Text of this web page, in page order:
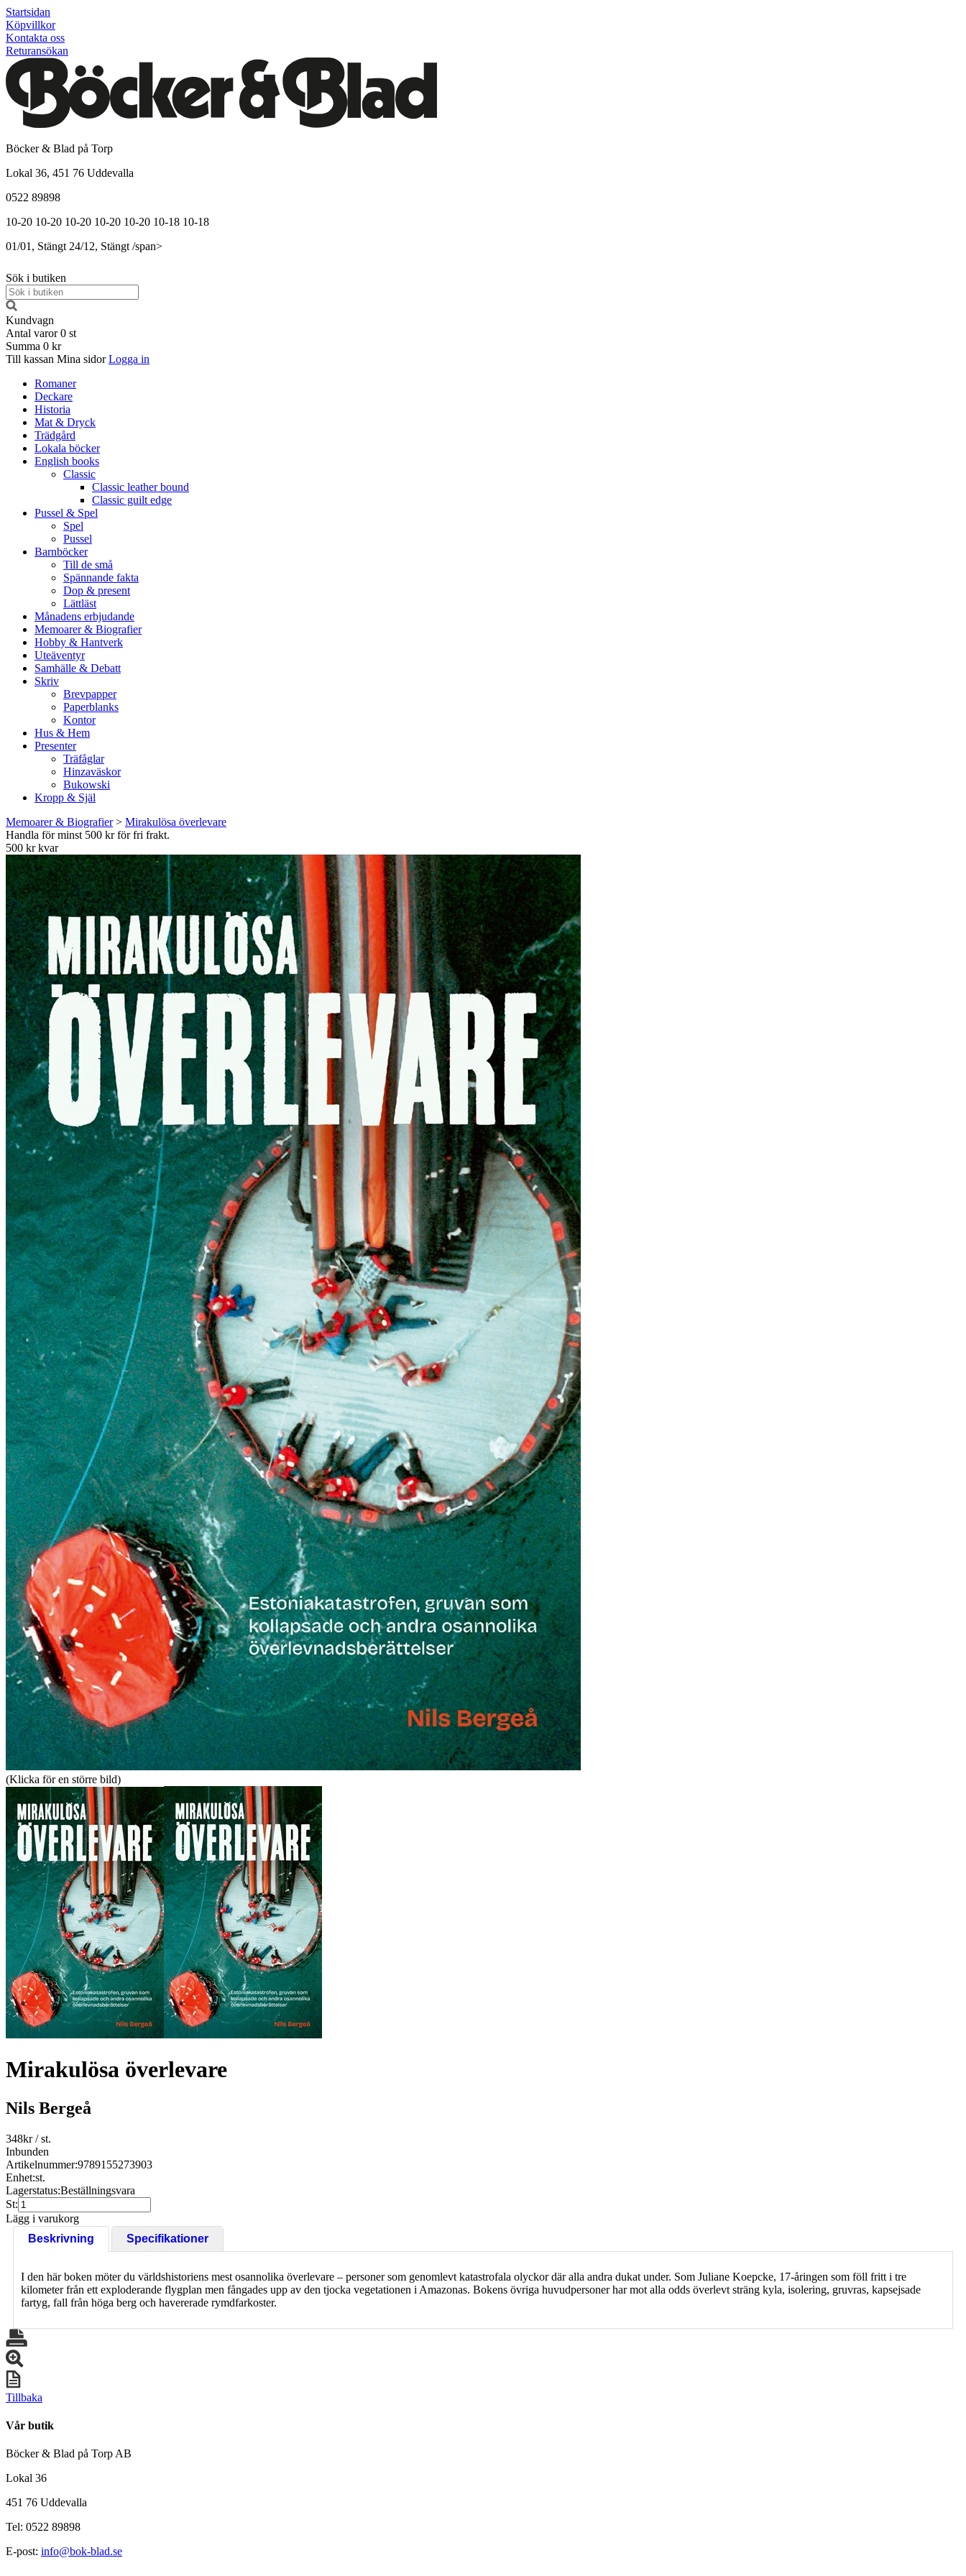
Startsidan
Köpvillkor
Kontakta oss
Returansökan
Böcker & Blad på Torp
Lokal 36, 451 76 Uddevalla
0522 89898
10-20 10-20 10-20 10-20 10-20 10-18 10-18
01/01, Stängt 24/12, Stängt /span>
Sök i butiken
Kundvagn
Antal varor 0 st
Summa 0 kr
Till kassan Mina sidor Logga in
Romaner
Deckare
Historia
Mat & Dryck
Trädgård
Lokala böcker
English books
Classic
Classic leather bound
Classic guilt edge
Pussel & Spel
Spel
Pussel
Barnböcker
Till de små
Spännande fakta
Dop & present
Lättläst
Månadens erbjudande
Memoarer & Biografier
Hobby & Hantverk
Uteäventyr
Samhälle & Debatt
Skriv
Brevpapper
Paperblanks
Kontor
Hus & Hem
Presenter
Träfåglar
Hinzaväskor
Bukowski
Kropp & Själ
Memoarer & Biografier> Mirakulösa överlevare
Handla för minst 500 kr för fri frakt.
500 kr kvar
(Klicka för en större bild)
Mirakulösa överlevare
Nils Bergeå
348kr/ st.
Inbunden
Artikelnummer:9789155273903
Enhet:st.
Lagerstatus:Beställningsvara
St:
Lägg i varukorg
Beskrivning
Specifikationer
I den här boken möter du världshistoriens mest osannolika överlevare – personer som genomlevt katastrofala olyckor där alla andra dukat under. Som Juliane Koepcke, 17-åringen som föll fritt i tre
kilometer från ett exploderande flygplan men fångades upp av den tjocka vegetationen i Amazonas. Bokens övriga huvudpersoner har mot alla odds överlevt sträng kyla, isolering, gruvras, kapsejsade
fartyg, fall från höga berg och havererade rymdfarkoster.
Tillbaka
Vår butik
Böcker & Blad på Torp AB
Lokal 36
451 76 Uddevalla
Tel: 0522 89898
E-post: info@bok-blad.se